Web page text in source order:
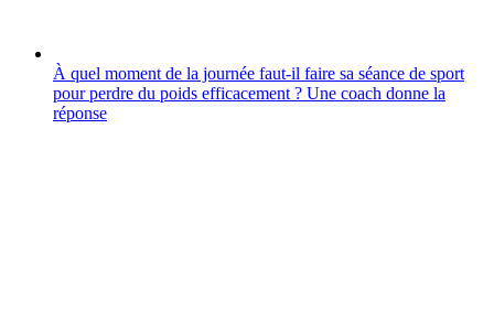
À quel moment de la journée faut-il faire sa séance de sport
pour perdre du poids efficacement ? Une coach donne la
réponse